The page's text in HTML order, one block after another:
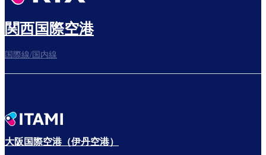
関西国際空港
国際線/国内線
大阪国際空港（伊丹空港）